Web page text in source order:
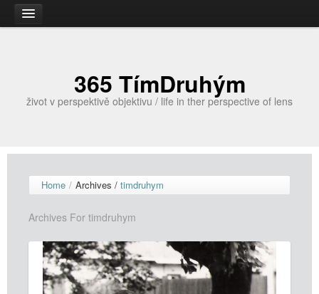
365 TímDruhým
život v perspektivě objektivu / life in ther perspective of lens
Home / Archives / timdruhym
Archives For timdruhym